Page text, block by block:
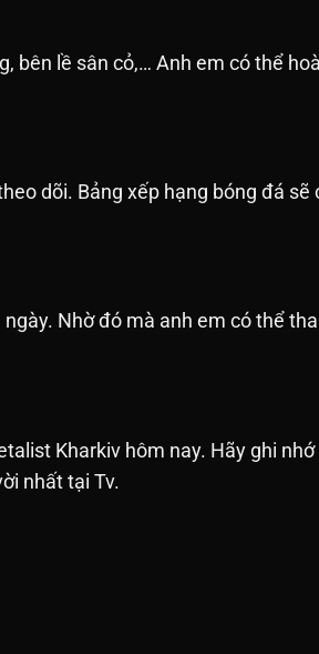
bên lề sân cỏ,… Anh em có thể
dõi. Bảng xếp hạng bóng đá sẽ
Nhờ đó mà anh em có thể
Kharkiv hôm nay. Hãy ghi
nhất tại Tv.